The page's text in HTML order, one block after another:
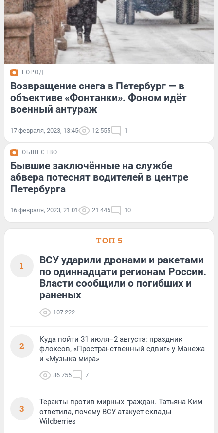
ГОРОД
Возвращение снега в Петербург — в
объективе «Фонтанки». Фоном идёт
военный антураж
17 февраля, 2023, 13:45 12 555 1
ОБЩЕСТВО
Бывшие заключённые на службе
абвера потеснят водителей в центре
Петербурга
16 февраля, 2023, 21:01 21 445 10
ТОП 5
1
ВСУ ударили дронами и ракетами
по одиннадцати регионам России.
Власти сообщили о погибших и
раненых
107 222
2
Куда пойти 31 июля–2 августа: праздник
флоксов, «Пространственный сдвиг» у Манежа
и «Музыка мира»
86 755 7
3
Теракты против мирных граждан. Татьяна Ким
ответила, почему ВСУ атакует склады
Wildberries